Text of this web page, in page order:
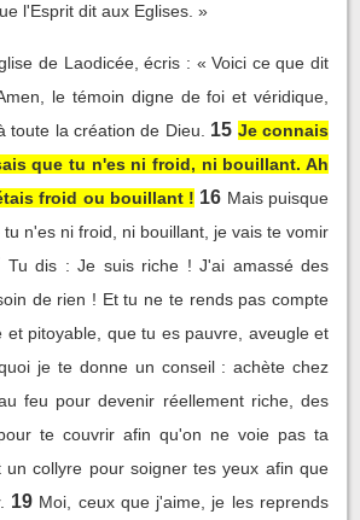
l'Esprit dit aux Eglises. »
de Laodicée, écris : « Voici ce que dit
le témoin digne de foi et véridique,
toute la création de Dieu.
15 Je connais
que tu n'es ni froid, ni bouillant. Ah
froid ou bouillant ! 16 Mais puisque
n'es ni froid, ni bouillant, je vais te vomir
Tu dis : Je suis riche ! J'ai amassé des
de rien ! Et tu ne te rends pas compte
et pitoyable, que tu es pauvre, aveugle et
je te donne un conseil : achète chez
feu pour devenir réellement riche, des
te couvrir afin qu'on ne voie pas ta
un collyre pour soigner tes yeux afin que
19 Moi, ceux que j'aime, je les reprends